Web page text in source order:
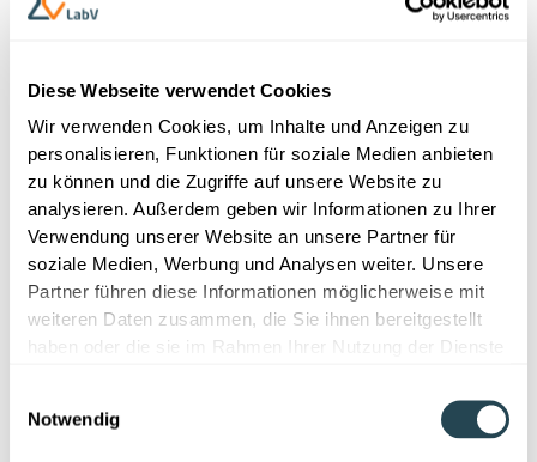
Diese Webseite verwendet Cookies
Wir verwenden Cookies, um Inhalte und Anzeigen zu
personalisieren, Funktionen für soziale Medien anbieten
zu können und die Zugriffe auf unsere Website zu
analysieren. Außerdem geben wir Informationen zu Ihrer
Verwendung unserer Website an unsere Partner für
soziale Medien, Werbung und Analysen weiter. Unsere
Partner führen diese Informationen möglicherweise mit
weiteren Daten zusammen, die Sie ihnen bereitgestellt
haben oder die sie im Rahmen Ihrer Nutzung der Dienste
Notwendig